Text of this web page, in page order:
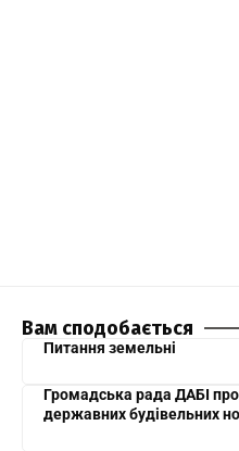
Вам сподобається
Питання земельні
Громадська рада ДАБІ
державних будівельних